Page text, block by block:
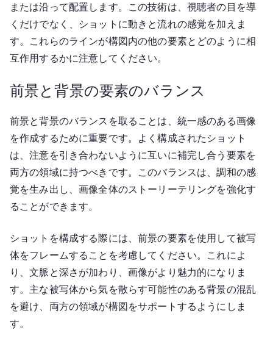
または沿って配置します。この技術は、視聴者の目を導
くだけでなく、ショットに動きと流れの感覚を加えま
す。これらのラインが構図内の他の要素とどのように相
互作用するかに注意してください。
前景と背景の要素のバランス
前景と背景のバランスを取ることは、統一感のある画像
を作成するために重要です。よく構成されたショット
は、注意を引き合わないように互いに補完し合う要素を
両方の領域に持つべきです。このバランスは、調和の感
覚を生み出し、画像全体のストーリーテリングを強化す
ることができます。
ショットを構成する際には、前景の要素を使用して被写
体をフレームすることを考慮してください。これによ
り、文脈と深さが加わり、画像がより魅力的になりま
す。主な被写体から気を散らす可能性のある背景の混乱
を避け、両方の領域が構図をサポートするようにしま
す。